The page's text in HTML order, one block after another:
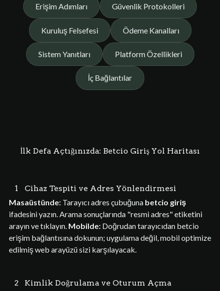
Erişim Adımları Güvenlik Protokolleri
Kuruluş Felsefesi Ödeme Kanalları
Sistem Yanıtları Platform Özellikleri
İç Bağlantılar
İlk Defa Açtığınızda: Betcio Giriş Yol Haritası
1
Cihaz Tespiti ve Adres Yönlendirmesi
Masaüstünde:Tarayıcı adres çubuğuna betcio giriş
ifadesini yazın. Arama sonuçlarında "resmi adres" etiketini
arayın ve tıklayın. Mobilde:Doğrudan tarayıcıdan betcio
erişim bağlantısına dokunun; uygulama değil, mobil optimize
edilmiş web arayüzü sizi karşılayacak.
2
Kimlik Doğrulama ve Oturum Açma